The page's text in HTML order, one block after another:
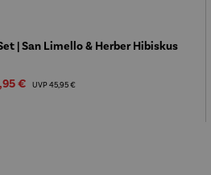
| San Limello & Herber Hibiskus
€ UVP Regulärer Preis:
45,95 €